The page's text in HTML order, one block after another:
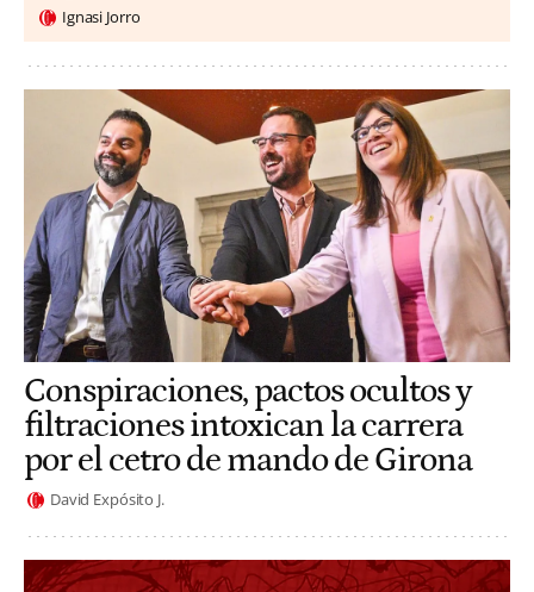
Ignasi Jorro
Conspiraciones, pactos ocultos y
filtraciones intoxican la carrera
por el cetro de mando de Girona
David Expósito J.